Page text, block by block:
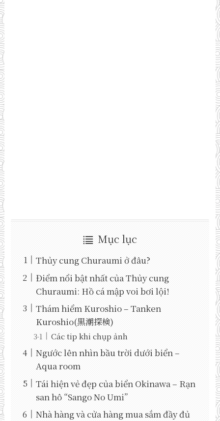
Mục lục
Thủy cung Churaumi ở đâu?
Điểm nổi bật nhất của Thủy cung
Churaumi: Hồ cá mập voi bơi lội!
Thám hiểm Kuroshio – Tanken
Kuroshio(黒潮探検)
Các tip khi chụp ảnh
Ngước lên nhìn bầu trời dưới biển –
Aqua room
Tái hiện vẻ đẹp của biển Okinawa – Rạn
san hô “Sango No Umi”
Nhà hàng và cửa hàng mua sắm đầy đủ